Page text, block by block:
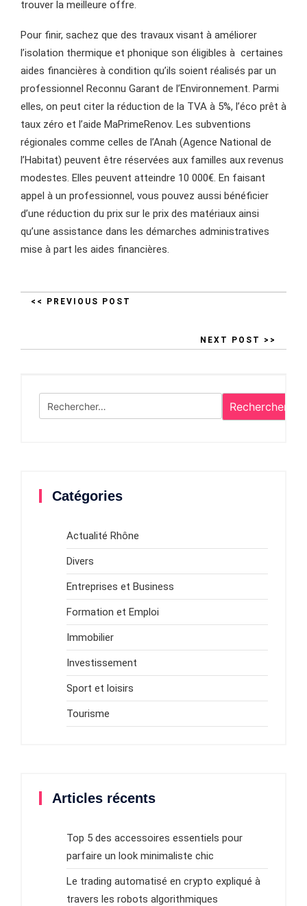
trouver la meilleure offre.
Pour finir, sachez que des travaux visant à améliorer
l’isolation thermique et phonique son éligibles à certaines
aides financières à condition qu’ils soient réalisés par un
professionnel Reconnu Garant de l’Environnement. Parmi
elles, on peut citer la réduction de la TVA à 5%, l’éco prêt à
taux zéro et l’aide MaPrimeRenov. Les subventions
régionales comme celles de l’Anah (Agence National de
l’Habitat) peuvent être réservées aux familles aux revenus
modestes. Elles peuvent atteindre 10 000€. En faisant
appel à un professionnel, vous pouvez aussi bénéficier
d’une réduction du prix sur le prix des matériaux ainsi
qu’une assistance dans les démarches administratives
mise à part les aides financières.
<< PREVIOUS POST
NEXT POST >>
Rechercher :
Catégories
Actualité Rhône
Divers
Entreprises et Business
Formation et Emploi
Immobilier
Investissement
Sport et loisirs
Tourisme
Articles récents
Top 5 des accessoires essentiels pour
parfaire un look minimaliste chic
Le trading automatisé en crypto expliqué à
travers les robots algorithmiques